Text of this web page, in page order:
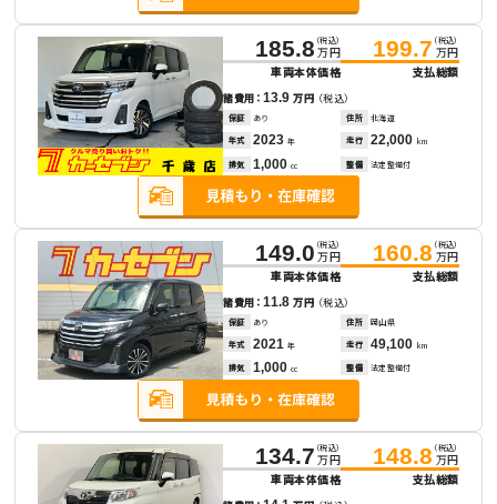
185.8 （税込）
万円
車両本体価格
199.7 （税込）
万円
支払総額
諸費用：13.9万円 （税込）
保証 あり 住所 北海道
年式 2023 年 走行 22,000 km
排気 1,000 cc 整備 法定整備付
149.0 （税込）
万円
車両本体価格
160.8 （税込）
万円
支払総額
諸費用：11.8万円 （税込）
保証 あり 住所 岡山県
年式 2021 年 走行 49,100 km
排気 1,000 cc 整備 法定整備付
134.7 （税込）
万円
車両本体価格
148.8 （税込）
万円
支払総額